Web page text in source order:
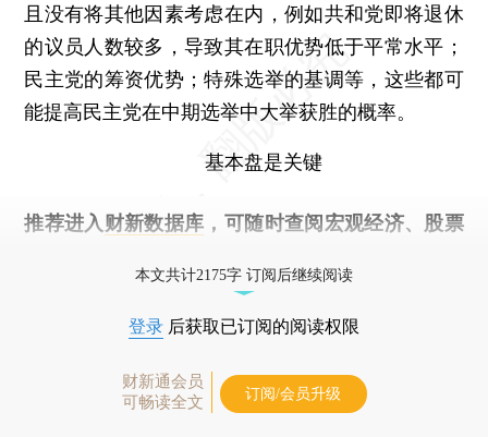
且没有将其他因素考虑在内，例如共和党即将退休
的议员人数较多，导致其在职优势低于平常水平；
民主党的筹资优势；特殊选举的基调等，这些都可
能提高民主党在中期选举中大举获胜的概率。
基本盘是关键
推荐进入 财新数据库 ，可随时查阅宏观经济、股票
本文共计2175字 订阅后继续阅读
登录 后获取已订阅的阅读权限
财新通会员
可畅读全文
订阅/会员升级